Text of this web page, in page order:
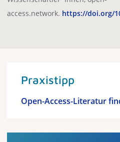
access.network. https://doi.org/
Praxistipp
Open-Access-Literatur